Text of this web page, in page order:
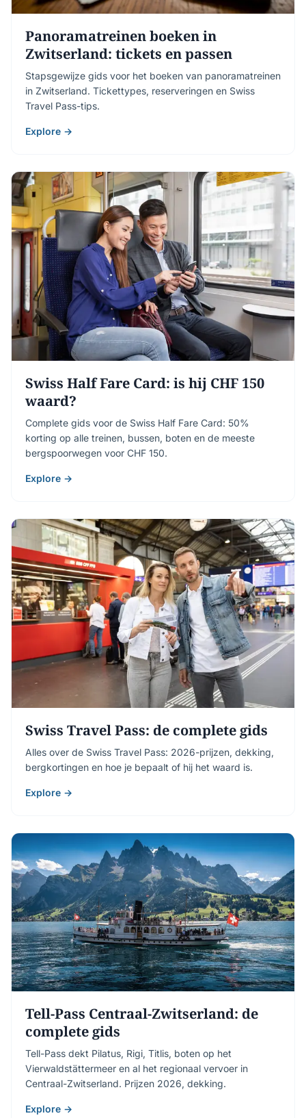
Panoramatreinen boeken in
Zwitserland: tickets en passen
Stapsgewijze gids voor het boeken van panoramatreinen
in Zwitserland. Tickettypes, reserveringen en Swiss
Travel Pass-tips.
Explore →
Swiss Half Fare Card: is hij CHF 150
waard?
Complete gids voor de Swiss Half Fare Card: 50%
korting op alle treinen, bussen, boten en de meeste
bergspoorwegen voor CHF 150.
Explore →
Swiss Travel Pass: de complete gids
Alles over de Swiss Travel Pass: 2026-prijzen, dekking,
bergkortingen en hoe je bepaalt of hij het waard is.
Explore →
Tell-Pass Centraal-Zwitserland: de
complete gids
Tell-Pass dekt Pilatus, Rigi, Titlis, boten op het
Vierwaldstättermeer en al het regionaal vervoer in
Centraal-Zwitserland. Prijzen 2026, dekking.
Explore →